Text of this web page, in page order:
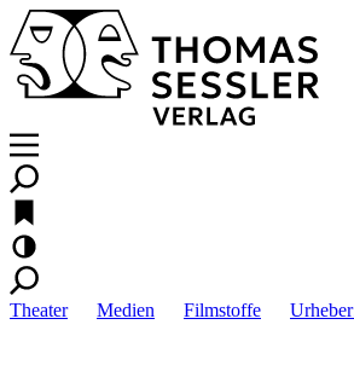
Theater Medien Filmstoffe